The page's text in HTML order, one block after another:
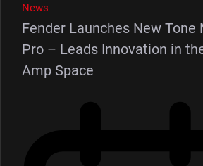
News
Fender Launches New Tone
Pro – Leads Innovation in
Amp Space